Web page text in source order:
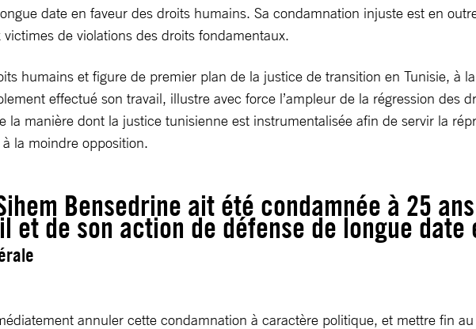
date en faveur des droits humains. Sa condamnation injuste est en
de violations des droits fondamentaux.
humains et figure de premier plan de la justice de transition en Tunisie, à
effectué son travail, illustre avec force l’ampleur de la régression des
la manière dont la justice tunisienne est instrumentalisée afin de servir la
la moindre opposition.
Bensedrine ait été condamnée à 25
et de son action de défense de longue
annuler cette condamnation à caractère politique, et mettre fin